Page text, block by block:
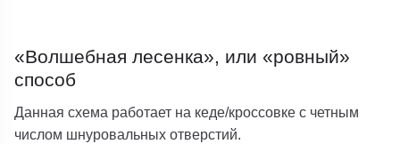
«Волшебная лесенка», или «ровный»
способ
Данная схема работает на кеде/кроссовке с четным
числом шнуровальных отверстий.